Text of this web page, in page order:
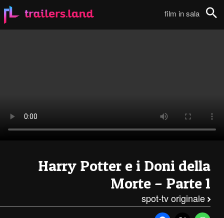
film in sala
Harry Potter e i Doni della
Morte – Parte 1
spot-tv originale